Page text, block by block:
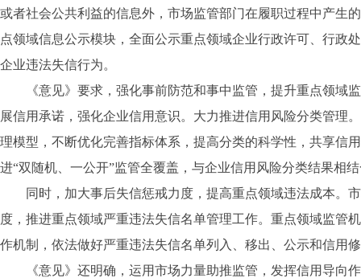
或者社会公共利益的信息外，市场监管部门在履职过程中产生
点领域信息公示模块，全面公示重点领域企业行政许可、行政
企业违法失信行为。
《意见》要求，强化事前防范和事中监管，提升重点领域
展信用承诺，强化企业信用意识。大力推进信用风险分类管理
理模型，不断优化完善指标体系，提高分类的科学性，共享信
进“双随机、一公开”监管全覆盖，与企业信用风险分类结果相
同时，加大事后失信惩戒力度，提高重点领域违法成本。
度，推进重点领域严重违法失信名单管理工作。重点领域监管
作机制，依法做好严重违法失信名单列入、移出、公示和信用
《意见》还明确，运用市场力量助推监管，发挥信用导向